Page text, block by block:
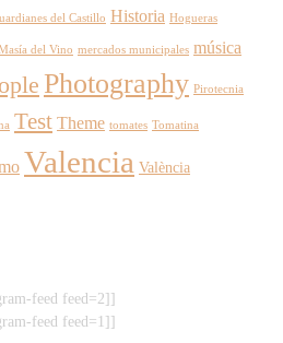
del Castillo Historia Hogueras
del Vino mercados municipales música
Photography Pirotecnia
Test Theme tomates Tomatina
Valencia València
feed feed=2]]
feed feed=1]]